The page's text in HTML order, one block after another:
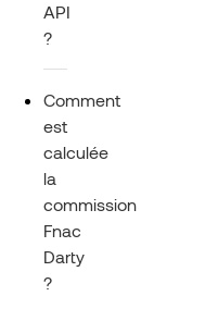
API
?
Comment
est
calculée
la
commission
Fnac
Darty
?